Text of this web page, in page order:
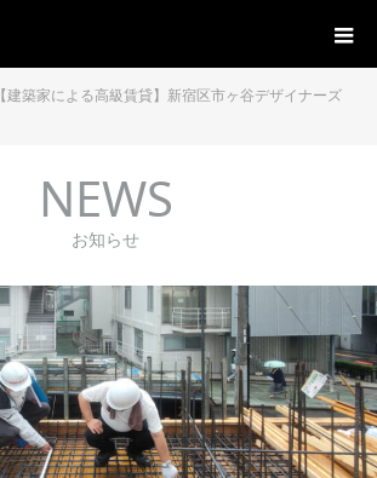
【建築家による高級賃貸】新宿区市ヶ谷デザイナーズ
NEWS
お知らせ